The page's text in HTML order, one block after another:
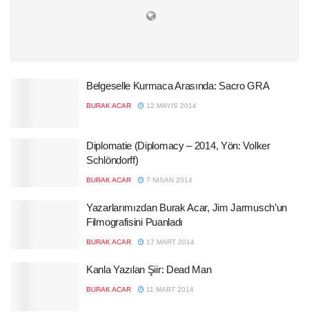
Belgeselle Kurmaca Arasında: Sacro GRA
BURAK ACAR 12 MAYIS 2014
Diplomatie (Diplomacy – 2014, Yön: Volker
Schlöndorff)
BURAK ACAR 7 NISAN 2014
Yazarlarımızdan Burak Acar, Jim Jarmusch’un
Filmografisini Puanladı
BURAK ACAR 17 MART 2014
Kanla Yazılan Şiir: Dead Man
BURAK ACAR 11 MART 2014